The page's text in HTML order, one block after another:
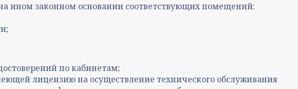
ином законном основании соответствующих помещений:
по кабинетам;
лицензию на осуществление технического обслуживания